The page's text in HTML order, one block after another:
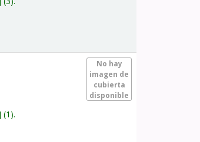
No hay
imagen de
cubierta
disponible
(1).